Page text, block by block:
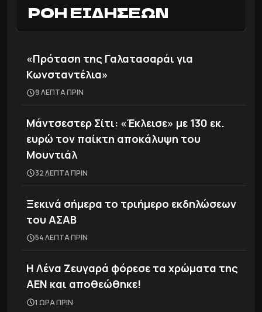
ΡΟΗ ΕΙΔΗΣΕΩΝ
«Πρόταση της Γαλατασαράι για
Κωνσταντέλια»
9 ΛΕΠΤΑ ΠΡΙΝ
Μάντσεστερ Σίτι: «Έκλεισε» με 130 εκ.
ευρώ τον παίκτη αποκάλυψη του
Μουντιάλ
32 ΛΕΠΤΑ ΠΡΙΝ
Ξεκινά σήμερα το τριήμερο εκδηλώσεων
του ΑΣΑΒ
54 ΛΕΠΤΑ ΠΡΙΝ
Η Λένα Ζευγαρά φόρεσε τα χρώματα της
ΑΕΝ και αποθεώθηκε!
1 ΩΡΑ ΠΡΙΝ